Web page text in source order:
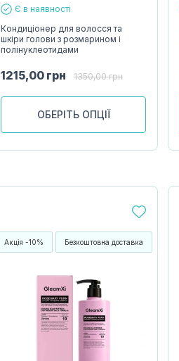
Є в наявності
Кондиціонер для волосся та
шкіри голови з розмарином і
полінуклеотидами
1215,00 грн 1350,00грн
ОБЕРІТЬ ОПЦІЇ
Акція -10% Безкоштовна доставка